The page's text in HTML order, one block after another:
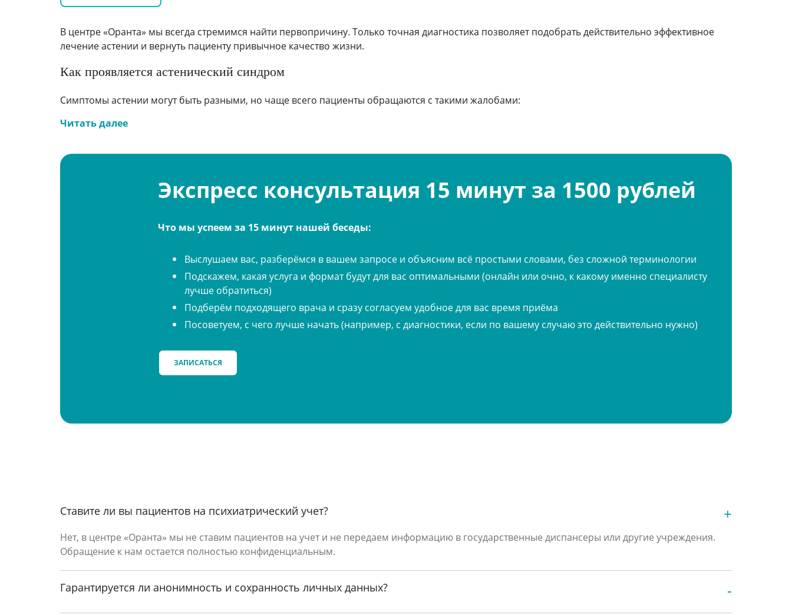
В центре «Оранта» мы всегда стремимся найти первопричину. Только точная диагностика позволяет подобрать действительно эффективное
лечение астении и вернуть пациенту привычное качество жизни.
Как проявляется астенический синдром
Симптомы астении могут быть разными, но чаще всего пациенты обращаются с такими жалобами:
небольших нагрузках.
повышенная тревожность.
Нарушения сна: трудности с засыпанием, частые ночные
пробуждения, ощущение разбитости утром.
Головные боли, учащённое сердцебиение, снижение
аппетита, повышенная потливость.
Почему стоит выбрать именно центр «Оранта» для лечения астении в Москве
Если хроническая усталость мешает вам жить полной жизнью — не откладывайте. Позвоните нам по телефону +7 (495) 114-56-43 или
внутреннее спокойствие и гармонию.
Читать далее
Экспресс консультация 15 минут за 1500 рублей
Что мы успеем за 15 минут нашей беседы:
Выслушаем вас, разберёмся в вашем запросе и объясним всё простыми словами, без сложной терминологии
Подскажем, какая услуга и формат будут для вас оптимальными (онлайн или очно, к какому именно специалисту
лучше обратиться)
Подберём подходящего врача и сразу согласуем удобное для вас время приёма
Посоветуем, с чего лучше начать (например, с диагностики, если по вашему случаю это действительно нужно)
ЗАПИСАТЬСЯ
Ставите ли вы пациентов на психиатрический учет?
Нет, в центре «Оранта» мы не ставим пациентов на учет и не передаем информацию в государственные диспансеры или другие учреждения.
Обращение к нам остается полностью конфиденциальным.
Гарантируется ли анонимность и сохранность личных данных?